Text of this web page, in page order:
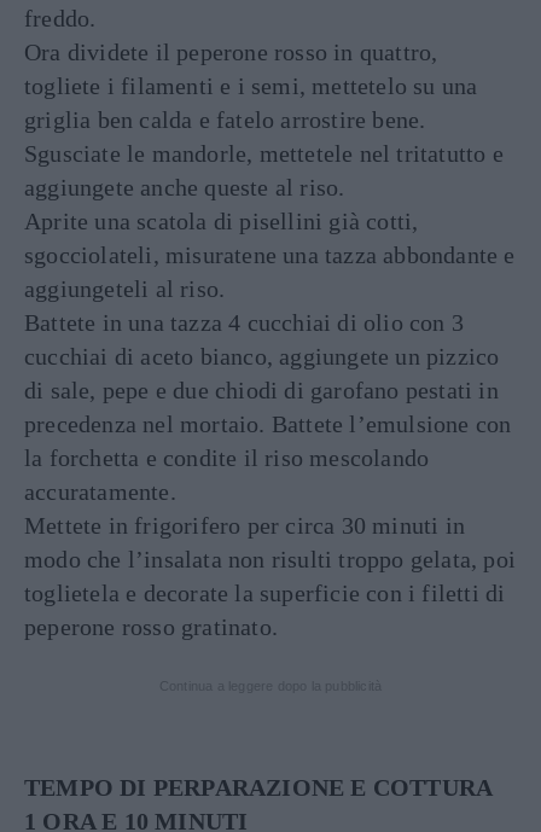
freddo.
Ora dividete il peperone rosso in quattro,
togliete i filamenti e i semi, mettetelo su una
griglia ben calda e fatelo arrostire bene.
Sgusciate le mandorle, mettetele nel tritatutto e
aggiungete anche queste al riso.
Aprite una scatola di pisellini già cotti,
sgocciolateli, misuratene una tazza abbondante e
aggiungeteli al riso.
Battete in una tazza 4 cucchiai di olio con 3
cucchiai di aceto bianco, aggiungete un pizzico
di sale, pepe e due chiodi di garofano pestati in
precedenza nel mortaio. Battete l’emulsione con
la forchetta e condite il riso mescolando
accuratamente.
Mettete in frigorifero per circa 30 minuti in
modo che l’insalata non risulti troppo gelata, poi
toglietela e decorate la superficie con i filetti di
peperone rosso gratinato.
TEMPO DI PERPARAZIONE E COTTURA
1 ORA E 10 MINUTI